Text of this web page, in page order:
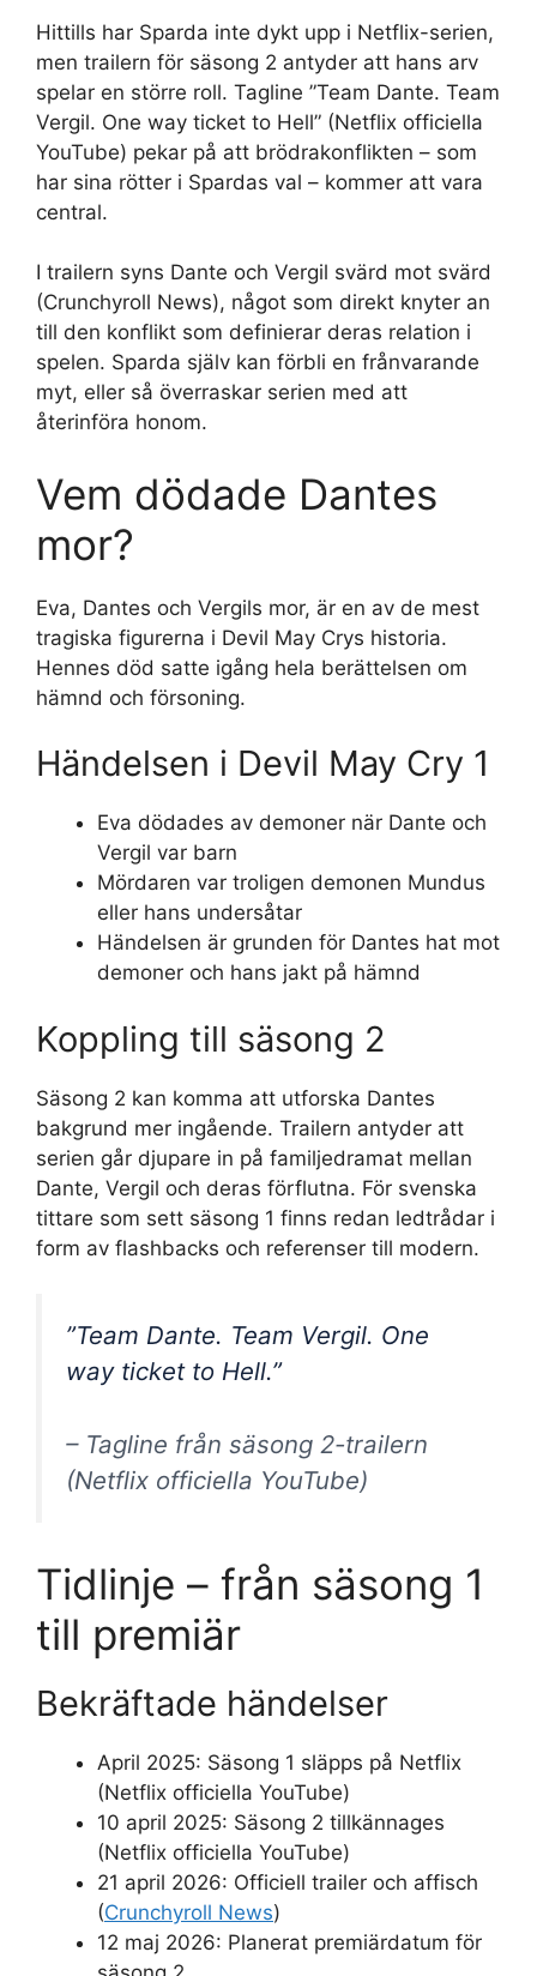
Hittills har Sparda inte dykt upp i Netflix-serien,
men trailern för säsong 2 antyder att hans arv
spelar en större roll. Tagline ”Team Dante. Team
Vergil. One way ticket to Hell” (Netflix officiella
YouTube) pekar på att brödrakonflikten – som
har sina rötter i Spardas val – kommer att vara
central.
I trailern syns Dante och Vergil svärd mot svärd
(Crunchyroll News), något som direkt knyter an
till den konflikt som definierar deras relation i
spelen. Sparda själv kan förbli en frånvarande
myt, eller så överraskar serien med att
återinföra honom.
Vem dödade Dantes
mor?
Eva, Dantes och Vergils mor, är en av de mest
tragiska figurerna i Devil May Crys historia.
Hennes död satte igång hela berättelsen om
hämnd och försoning.
Händelsen i Devil May Cry 1
Eva dödades av demoner när Dante och
Vergil var barn
Mördaren var troligen demonen Mundus
eller hans undersåtar
Händelsen är grunden för Dantes hat mot
demoner och hans jakt på hämnd
Koppling till säsong 2
Säsong 2 kan komma att utforska Dantes
bakgrund mer ingående. Trailern antyder att
serien går djupare in på familjedramat mellan
Dante, Vergil och deras förflutna. För svenska
tittare som sett säsong 1 finns redan ledtrådar i
form av flashbacks och referenser till modern.
”Team Dante. Team Vergil. One
way ticket to Hell.”
– Tagline från säsong 2-trailern
(Netflix officiella YouTube)
Tidlinje – från säsong 1
till premiär
Bekräftade händelser
April 2025: Säsong 1 släpps på Netflix
(Netflix officiella YouTube)
10 april 2025: Säsong 2 tillkännages
(Netflix officiella YouTube)
21 april 2026: Officiell trailer och affisch
(Crunchyroll News)
12 maj 2026: Planerat premiärdatum för